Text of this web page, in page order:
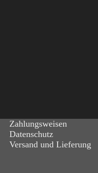
Zahlungsweisen
Datenschutz
Versand und Lieferung